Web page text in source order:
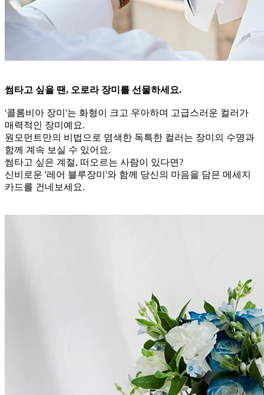
썸타고 싶을 땐, 오로라 장미를 선물하세요.
'콜롬비아 장미'는 화형이 크고 우아하며 고급스러운 컬러가
매력적인 장미예요.
원모먼트만의 비법으로 염색한 독특한 컬러는 장미의 수명과
함께 계속 보실 수 있어요.
썸타고 싶은 계절, 떠오르는 사람이 있다면?
신비로운 '레어 블루장미'와 함께 당신의 마음을 담은 메세지
카드를 건네보세요.